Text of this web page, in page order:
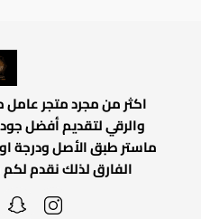
اكثر من مجرد متجر
والرقي لتقديم أفضل
ماستر طبق الأصل ودرجة
الفارق لذلك نقدم